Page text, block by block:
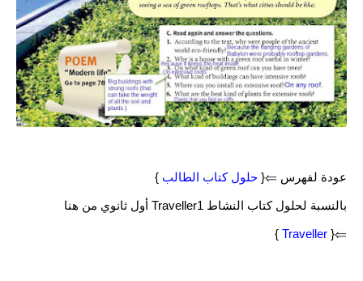
عودة لفهرس ⇐{ حلول كتاب الطالب }
بالنسبة لحلول كتاب النشاط Traveller1 أول ثانوي من هنا
⇐{
}